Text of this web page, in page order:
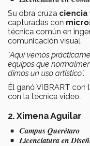
Su obra cruza ciencia
capturadas con
técnica común en
comunicación visual.
"Aquí vemos
equipos que
dimos un uso artístico”.
Él ganó VIBRART con
con la técnica video.
2. Ximena Aguilar
Campus Querétaro
Licenciatura en